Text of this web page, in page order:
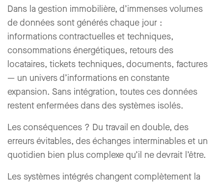
Dans la gestion immobilière, d’immenses volumes
de données sont générés chaque jour :
informations contractuelles et techniques,
consommations énergétiques, retours des
locataires, tickets techniques, documents, factures
— un univers d’informations en constante
expansion. Sans intégration, toutes ces données
restent enfermées dans des systèmes isolés.
Les conséquences ? Du travail en double, des
erreurs évitables, des échanges interminables et un
quotidien bien plus complexe qu’il ne devrait l’être.
Les systèmes intégrés changent complètement la